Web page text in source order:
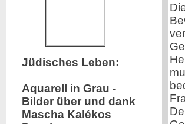
Jüdisches Leben:
Aquarell in Grau -
Bilder über und dank
Mascha Kalékos